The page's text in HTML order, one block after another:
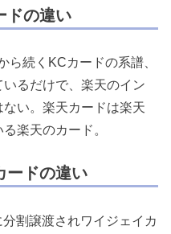
ドの違い
ら続くKCカードの系譜、
るだけで、楽天のイン
い。楽天カードは楽天
楽天のカード。
ードの違い
割譲渡されワイジェイカ